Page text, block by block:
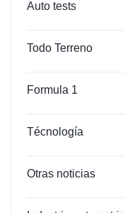
Auto tests
Todo Terreno
Formula 1
Técnología
Otras noticias